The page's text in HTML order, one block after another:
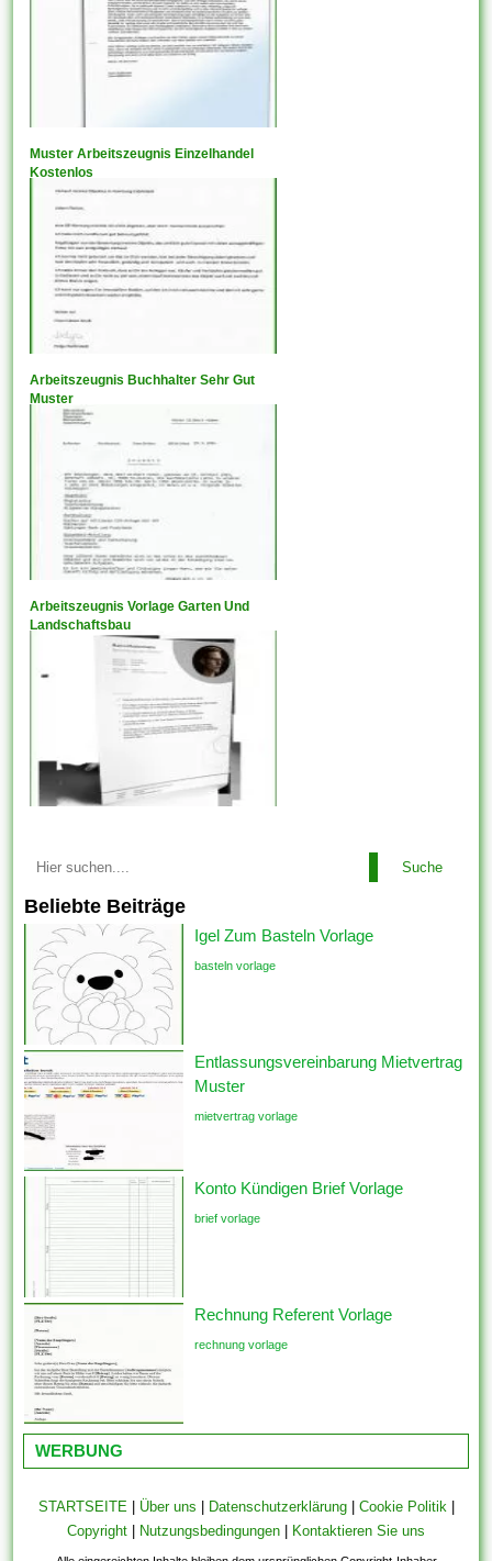
Muster Arbeitszeugnis Einzelhandel
Kostenlos
Arbeitszeugnis Buchhalter Sehr Gut
Muster
Arbeitszeugnis Vorlage Garten Und
Landschaftsbau
Suche
Beliebte Beiträge
Igel Zum Basteln Vorlage
basteln vorlage
Entlassungsvereinbarung Mietvertrag
Muster
mietvertrag vorlage
Konto Kündigen Brief Vorlage
brief vorlage
Rechnung Referent Vorlage
rechnung vorlage
WERBUNG
STARTSEITE| Über uns Datenschutzerklärung| Cookie Politik|
Copyright
Nutzungsbedingungen Kontaktieren Sie uns